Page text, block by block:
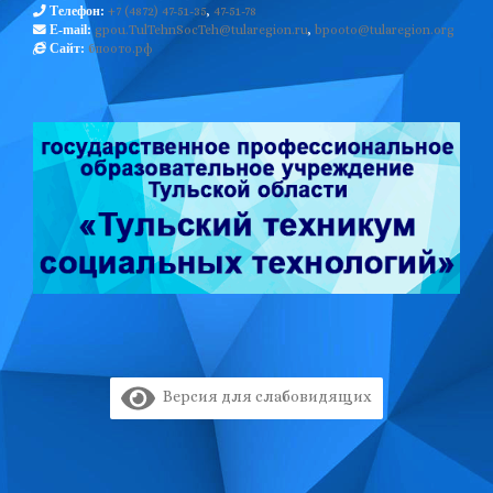
Телефон: +7 (4872) 47-51-35, 47-51-78
E-mail: gpou.TulTehnSocTeh@tularegion.ru, bpooto@tularegion.org
Сайт: бпоото.рф
Версия для слабовидящих